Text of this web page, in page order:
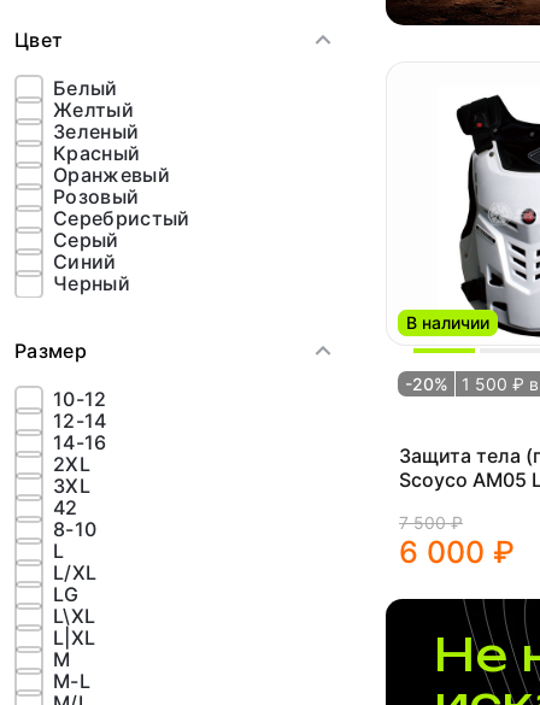
POD
Scoyco
STARKS
Sulaite
Thor
Цвет
Белый
Желтый
Зеленый
Красный
Оранжевый
Розовый
Серебристый
Серый
Синий
Черный
Размер
10-12
12-14
14-16
2XL
3XL
42
8-10
L
L/XL
LG
L\XL
L|XL
M
M-L
В наличии
-20% 1 500 ₽
Защита тела
Scoyco AM05
7 500 ₽
6 000 ₽
Не